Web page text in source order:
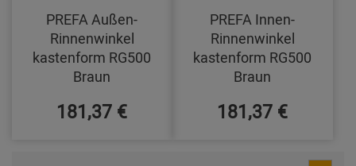
PREFA Außen-
Rinnenwinkel
kastenform RG500
Braun
181,37 €
PREFA Innen-
Rinnenwinkel
kastenform RG500
Braun
181,37 €